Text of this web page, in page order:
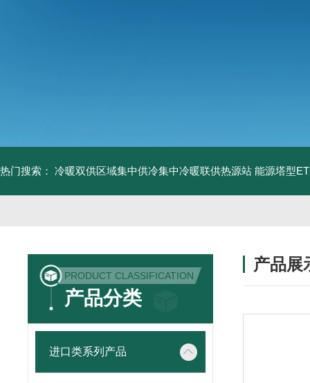
热门搜索： 冷暖双供区域集中供冷集中冷暖联供热源站 能源塔型
PRODUCT CLASSIFICATION
产品分类
进口类系列产品
产品展